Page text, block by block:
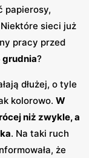
papierosy,
sieci już
pracy przed
grudnia?
dłużej, o tyle
kolorowo. W
niż zwykle, a
. Na taki ruch
że